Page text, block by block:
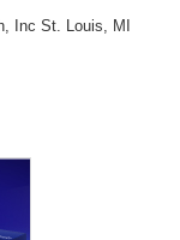
Inc St. Louis, MI